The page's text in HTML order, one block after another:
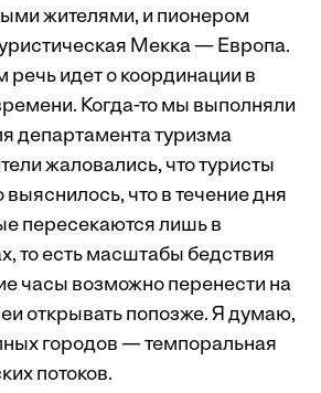
жителями, и пионером
Мекка — Европа.
идет о координации в
Когда-то мы выполняли
департамента туризма
жаловались, что туристы
что в течение дня
пересекаются лишь в
то есть масштабы бедствия
часы возможно перенести на
открывать попозже. Я думаю,
городов — темпоральная
потоков.